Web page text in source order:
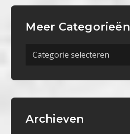
Meer Categorieën
Meer
Archieven